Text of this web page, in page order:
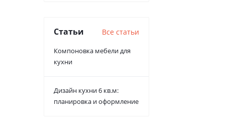
Статьи Все статьи
Компоновка мебели для
кухни
Дизайн кухни 6 кв.м:
планировка и оформление